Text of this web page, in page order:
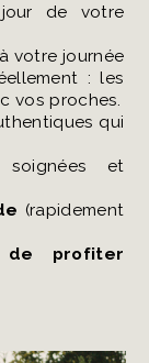
jour de votre
votre journée
: les
vos proches.
qui
et
(rapidement
profiter